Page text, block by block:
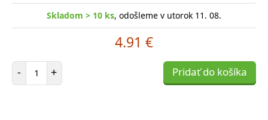
Skladom > 10 ks, odošleme v utorok 11. 08.
4.91 €
- Počet položiek
+ Pridať do košíka